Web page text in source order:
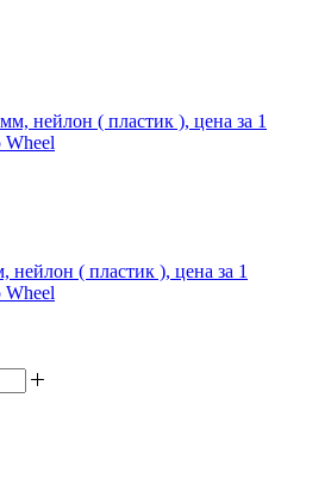
( пластик ), цена за 1
Wheel